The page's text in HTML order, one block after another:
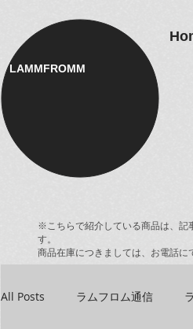
LAMMFROMM​
※こちらで紹介している商品は、記
す。
商品在庫につきましては、お電話に
All Posts ラムフロム通信